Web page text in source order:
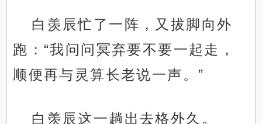
白羡辰忙了一阵，又拔脚向外
跑：“我问问冥弃要不要一起走，
顺便再与灵算长老说一声。”
白羡辰这一趟出去格外久。